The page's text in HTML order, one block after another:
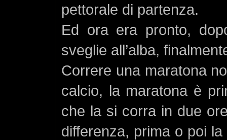
pettorale di partenza.
Ed ora era pronto,
sveglie all’alba,
Correre una maratona
calcio, la maratona è
che la si corra in due
differenza, prima o poi